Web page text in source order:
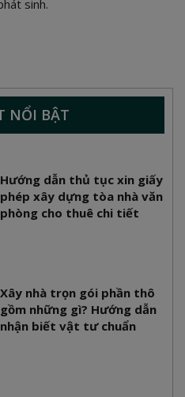
sinh.
NỔI BẬT
Hướng dẫn thủ tục xin giấy
phép xây dựng tòa nhà văn
phòng cho thuê chi tiết
Xây nhà trọn gói phần thô
gồm những gì? Hướng dẫn
nhận biết vật tư chuẩn